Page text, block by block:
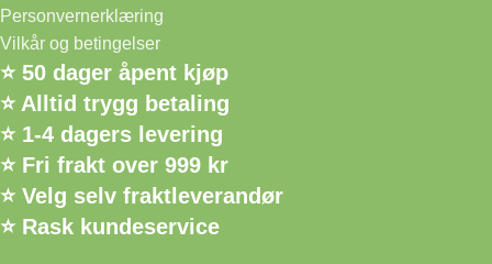
Personvernerklæring
Vilkår og betingelser
⭐ 50 dager åpent kjøp
⭐ Alltid trygg betaling
⭐ 1-4 dagers levering
⭐ Fri frakt over 999 kr
⭐ Velg selv fraktleverandør
⭐ Rask kundeservice